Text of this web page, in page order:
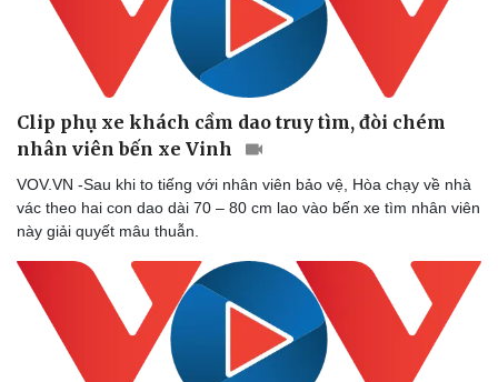
Sức khỏe
Dinh dưỡng - món ngon
Sản phụ khoa
Nhi khoa
Nam khoa
Làm đẹp - giảm cân
Phòng mạch online
Ăn sạch sống khỏe
Đời sống
Tình yêu - Gia đình
Clip phụ xe khách cầm dao truy tìm, đòi chém
nhân viên bến xe Vinh
VOV.VN -Sau khi to tiếng với nhân viên bảo vệ, Hòa chạy về nhà
vác theo hai con dao dài 70 – 80 cm lao vào bến xe tìm nhân viên
này giải quyết mâu thuẫn.